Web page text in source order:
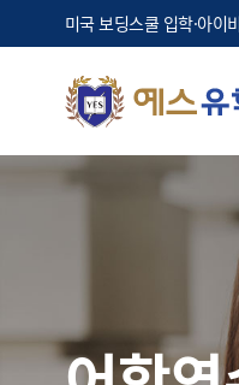
미국 보딩스쿨 입학·아